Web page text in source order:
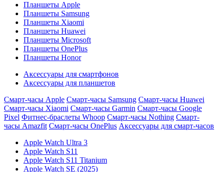
Планшеты Apple
Планшеты Samsung
Планшеты Xiaomi
Планшеты Huawei
Планшеты Microsoft
Планшеты OnePlus
Планшеты Honor
Аксессуары для смартфонов
Аксессуары для планшетов
Смарт-часы Apple Смарт-часы Samsung Смарт-часы Huawei
Смарт-часы Xiaomi Смарт-часы Garmin Смарт-часы Google
Pixel Фитнес-браслеты Whoop Смарт-часы Nothing Смарт-
часы Amazfit Смарт-часы OnePlus Аксессуары для смарт-часов
Apple Watch Ultra 3
Apple Watch S11
Apple Watch S11 Titanium
Apple Watch SE (2025)